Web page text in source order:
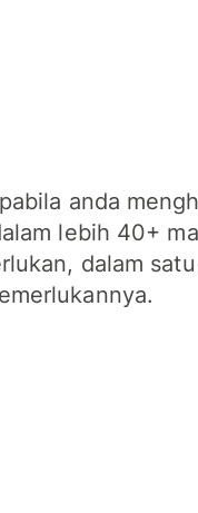
anda
lebih 40+
dalam